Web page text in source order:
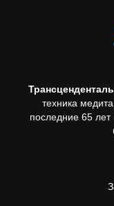
техника
последние 65